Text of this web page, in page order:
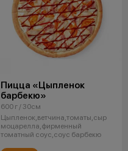
Пицца «Цыпленок
барбекю»
600 г / 30см
Цыпленок,ветчина,томаты,сыр
моцарелла,фирменный
томатный соус,соус барбекю